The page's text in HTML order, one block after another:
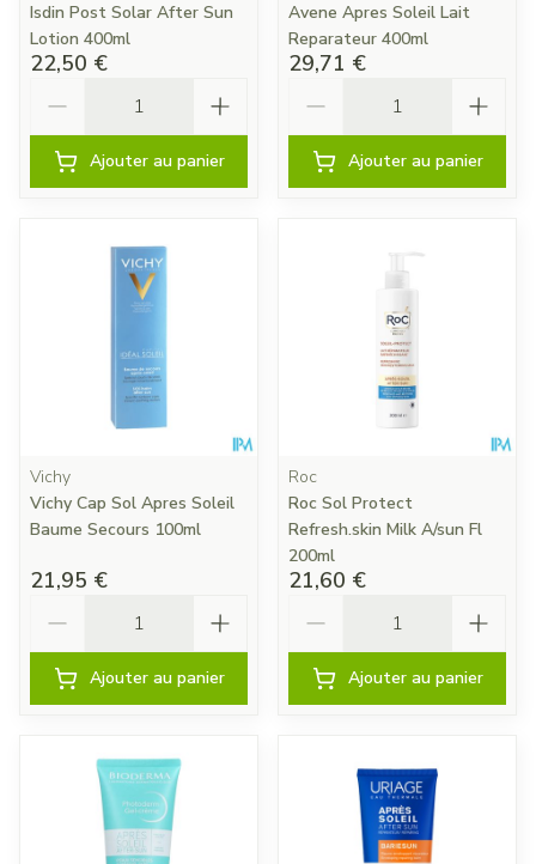
Isdin Post Solar After Sun
Lotion 400ml
22,50 €
Ajouter au panier
Avene Apres Soleil Lait
Reparateur 400ml
29,71 €
Ajouter au panier
Vichy
Vichy Cap Sol Apres Soleil
Baume Secours 100ml
21,95 €
Ajouter au panier
Roc
Roc Sol Protect
Refresh.skin Milk A/sun Fl
200ml
21,60 €
Ajouter au panier